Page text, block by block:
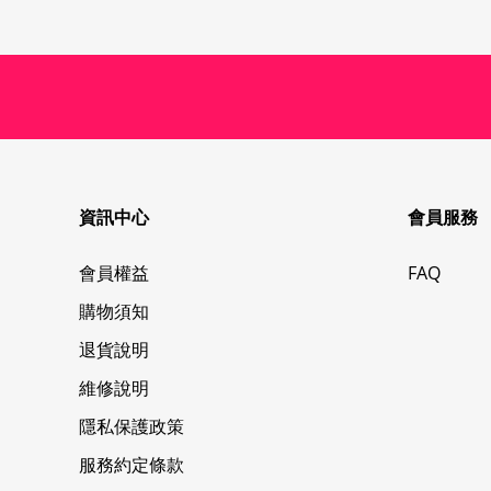
資訊中心
會員權益
購物須知
退貨說明
維修說明
隱私保護政策
服務約定條款
會員服務
FAQ